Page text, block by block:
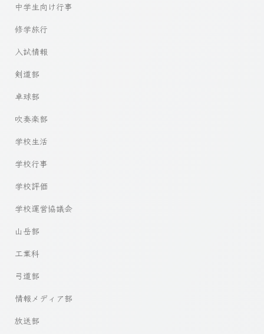
中学生向け行事
修学旅行
入試情報
剣道部
卓球部
吹奏楽部
学校生活
学校行事
学校評価
学校運営協議会
山岳部
工業科
弓道部
情報メディア部
放送部